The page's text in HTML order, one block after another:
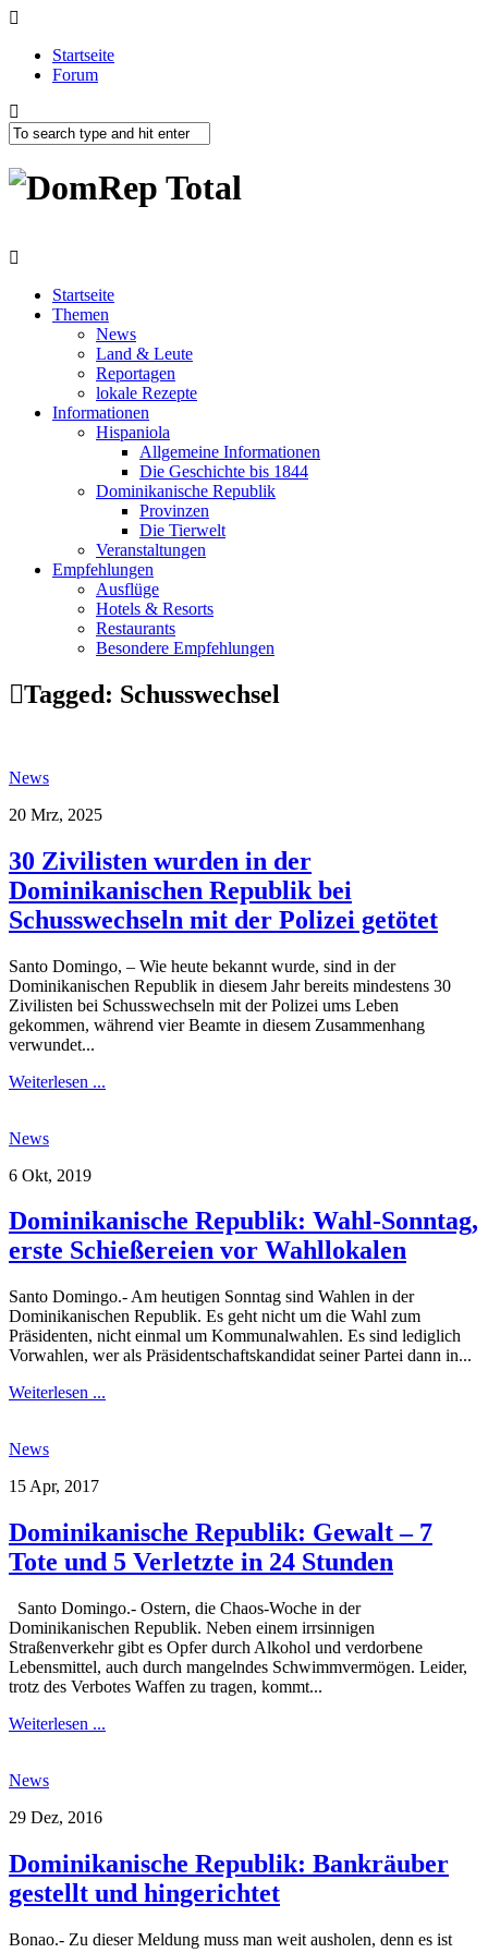
Startseite
Forum
Startseite
Themen
News
Land & Leute
Reportagen
lokale Rezepte
Informationen
Hispaniola
Allgemeine Informationen
Die Geschichte bis 1844
Dominikanische Republik
Provinzen
Die Tierwelt
Veranstaltungen
Empfehlungen
Ausflüge
Hotels & Resorts
Restaurants
Besondere Empfehlungen
Tagged: Schusswechsel
News
20 Mrz, 2025
30 Zivilisten wurden in der
Dominikanischen Republik bei
Schusswechseln mit der Polizei getötet
Santo Domingo, – Wie heute bekannt wurde, sind in der
Dominikanischen Republik in diesem Jahr bereits mindestens 30
Zivilisten bei Schusswechseln mit der Polizei ums Leben
gekommen, während vier Beamte in diesem Zusammenhang
verwundet...
Weiterlesen ...
News
6 Okt, 2019
Dominikanische Republik: Wahl-Sonntag,
erste Schießereien vor Wahllokalen
Santo Domingo.- Am heutigen Sonntag sind Wahlen in der
Dominikanischen Republik. Es geht nicht um die Wahl zum
Präsidenten, nicht einmal um Kommunalwahlen. Es sind lediglich
Vorwahlen, wer als Präsidentschaftskandidat seiner Partei dann in...
Weiterlesen ...
News
15 Apr, 2017
Dominikanische Republik: Gewalt – 7
Tote und 5 Verletzte in 24 Stunden
Santo Domingo.- Ostern, die Chaos-Woche in der
Dominikanischen Republik. Neben einem irrsinnigen
Straßenverkehr gibt es Opfer durch Alkohol und verdorbene
Lebensmittel, auch durch mangelndes Schwimmvermögen. Leider,
trotz des Verbotes Waffen zu tragen, kommt...
Weiterlesen ...
News
29 Dez, 2016
Dominikanische Republik: Bankräuber
gestellt und hingerichtet
Bonao.- Zu dieser Meldung muss man weit ausholen, denn es ist